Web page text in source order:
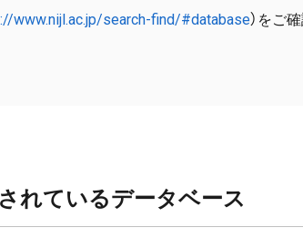
www.nijl.ac.jp/search-find/#database）をご
れているデータベース